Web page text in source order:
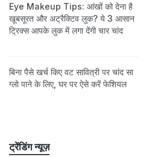
Eye Makeup Tips: आंखों को देना है
खूबसूरत और अट्रैक्टिव लुक? ये 3 आसान
ट्रिक्स आपके लुक में लगा देंगी चार चांद
बिना पैसे खर्च किए वट सावित्री पर चांद सा
ग्लो पाने के लिए, घर पर ऐसे करें फेशियल
ट्रेंडिंग न्यूज़